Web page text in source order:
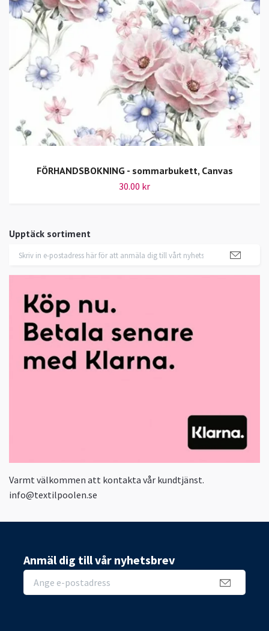
Upptäck sortiment
Varmt välkommen att kontakta vår kundtjänst.
info@textilpoolen.se
FÖRHANDSBOKNING - sommarbukett, Canvas
30.00 kr
Anmäl dig till vår nyhetsbrev